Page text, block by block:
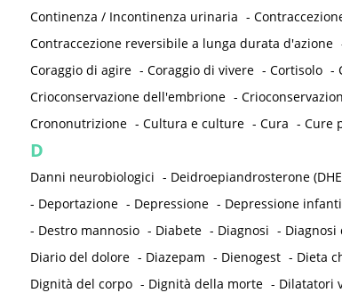
Continenza / Incontinenza urinaria -
Contraccezione reversibile a lunga durata d'azione
Coraggio di agire - Coraggio di vivere - Cortisolo -
Crioconservazione dell'embrione -
Crononutrizione - Cultura e culture - Cura - Cure
D
Danni neurobiologici - Deidroepiandrosterone
- Deportazione - Depressione - Depressione
- Destro mannosio - Diabete - Diagnosi -
Diario del dolore - Diazepam - Dienogest - Dieta
Dignità del corpo - Dignità della morte - Dilatatori